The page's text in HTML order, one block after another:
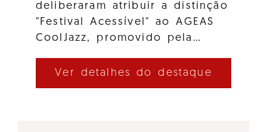
deliberaram atribuir a distinção
"Festival Acessível" ao AGEAS
CoolJazz, promovido pela…
Ver detalhes do destaque